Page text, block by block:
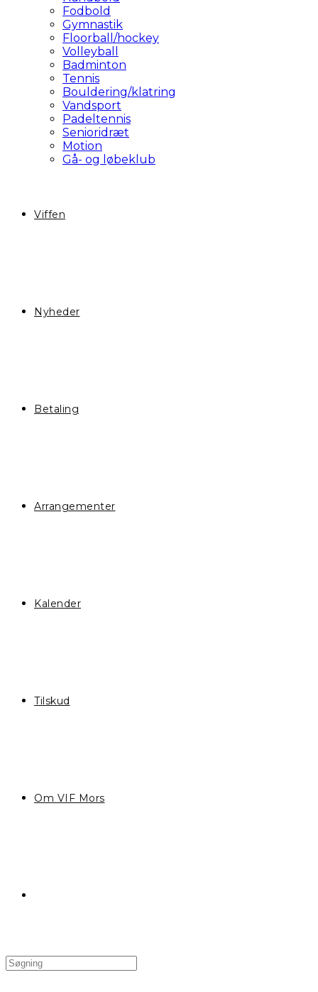
Fodbold
Gymnastik
Floorball/hockey
Volleyball
Badminton
Tennis
Bouldering/klatring
Vandsport
Padeltennis
Senioridræt
Motion
Gå- og løbeklub
Viffen
Nyheder
Betaling
Arrangementer
Kalender
Tilskud
Om VIF Mors
Search
this